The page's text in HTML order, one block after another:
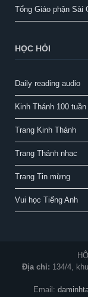
Tổng Giáo phận Sài
HỌC HỎI
Daily reading audio
Kinh Thánh 100 tuần
Trang Kinh Thánh
Trang Thánh nhạc
Trang Tin mừng
Vui học Tiếng Anh
Địa chỉ: 134/4,
Email: